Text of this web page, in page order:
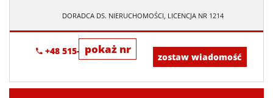
DORADCA DS. NIERUCHOMOŚCI, LICENCJA NR 1214
pokaż nr
+48 515-634-552
zostaw wiadomość